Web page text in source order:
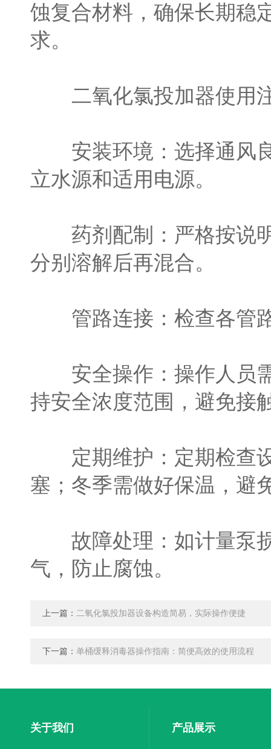
蚀复合材料，确保长期稳
求。
二氧化氯投加器使用
安装环境：选择通风良
立水源和适用电源。
药剂配制：严格按说明
分别溶解后再混合。
管路连接：检查各管路
安全操作：操作人员需
持安全浓度范围，避免接
定期维护：定期检查设
塞；冬季需做好保温，避
故障处理：如计量泵损
气，防止腐蚀。
上一篇： 二氧化氯投加器设备构造简易，实际操作便捷
下一篇： 单桶缓释消毒器操作指南：简便高效的使用流程
关于我们 产品展示